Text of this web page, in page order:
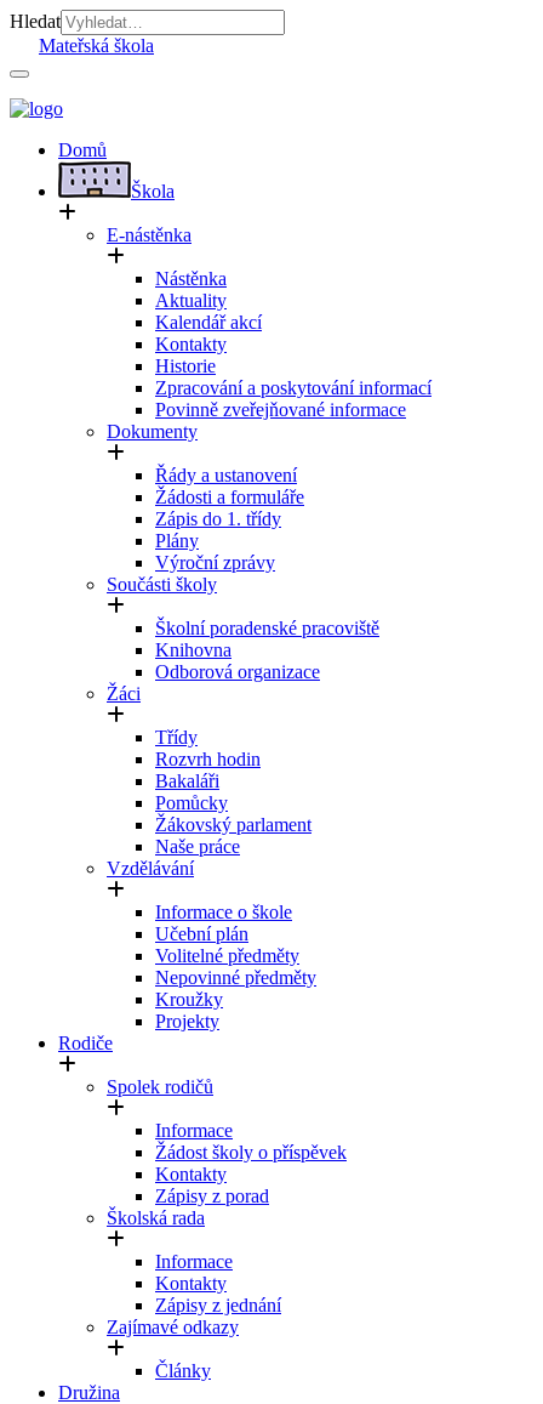
Hledat
Mateřská škola
Domů
Škola
E-nástěnka
Nástěnka
Aktuality
Kalendář akcí
Kontakty
Historie
Zpracování a poskytování informací
Povinně zveřejňované informace
Dokumenty
Řády a ustanovení
Žádosti a formuláře
Zápis do 1. třídy
Plány
Výroční zprávy
Součásti školy
Školní poradenské pracoviště
Knihovna
Odborová organizace
Žáci
Třídy
Rozvrh hodin
Bakaláři
Pomůcky
Žákovský parlament
Naše práce
Vzdělávání
Informace o škole
Učební plán
Volitelné předměty
Nepovinné předměty
Kroužky
Projekty
Rodiče
Spolek rodičů
Informace
Žádost školy o příspěvek
Kontakty
Zápisy z porad
Školská rada
Informace
Kontakty
Zápisy z jednání
Zajímavé odkazy
Články
Družina